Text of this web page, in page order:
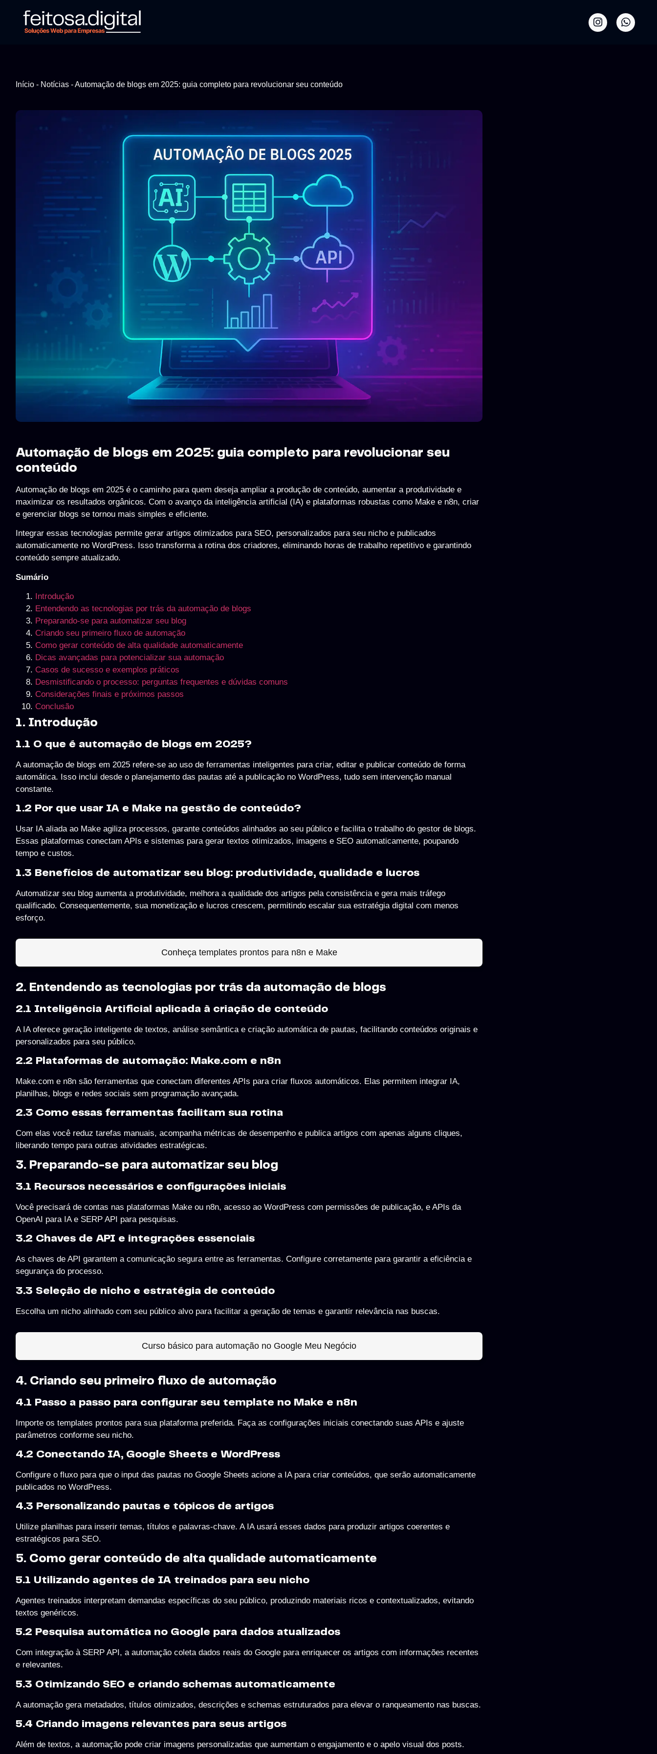
Início - Notícias -Automação de blogs em 2025: guia completo para revolucionar seu conteúdo
Automação de blogs em 2025: guia completo para revolucionar seu
conteúdo
Automação de blogs em 2025 é o caminho para quem deseja ampliar a produção de conteúdo, aumentar a produtividade e
maximizar os resultados orgânicos. Com o avanço da inteligência artificial (IA) e plataformas robustas como Make e n8n, criar
e gerenciar blogs se tornou mais simples e eficiente.
Integrar essas tecnologias permite gerar artigos otimizados para SEO, personalizados para seu nicho e publicados
automaticamente no WordPress. Isso transforma a rotina dos criadores, eliminando horas de trabalho repetitivo e garantindo
conteúdo sempre atualizado.
Sumário
Introdução
Entendendo as tecnologias por trás da automação de blogs
Preparando-se para automatizar seu blog
Criando seu primeiro fluxo de automação
Como gerar conteúdo de alta qualidade automaticamente
Dicas avançadas para potencializar sua automação
Casos de sucesso e exemplos práticos
Desmistificando o processo: perguntas frequentes e dúvidas comuns
Considerações finais e próximos passos
Conclusão
1. Introdução
1.1 O que é automação de blogs em 2025?
A automação de blogs em 2025 refere-se ao uso de ferramentas inteligentes para criar, editar e publicar conteúdo de forma
automática. Isso inclui desde o planejamento das pautas até a publicação no WordPress, tudo sem intervenção manual
constante.
1.2 Por que usar IA e Make na gestão de conteúdo?
Usar IA aliada ao Make agiliza processos, garante conteúdos alinhados ao seu público e facilita o trabalho do gestor de blogs.
Essas plataformas conectam APIs e sistemas para gerar textos otimizados, imagens e SEO automaticamente, poupando
tempo e custos.
1.3 Benefícios de automatizar seu blog: produtividade, qualidade e lucros
Automatizar seu blog aumenta a produtividade, melhora a qualidade dos artigos pela consistência e gera mais tráfego
qualificado. Consequentemente, sua monetização e lucros crescem, permitindo escalar sua estratégia digital com menos
esforço.
Conheça templates prontos para n8n e Make
2. Entendendo as tecnologias por trás da automação de blogs
2.1 Inteligência Artificial aplicada à criação de conteúdo
A IA oferece geração inteligente de textos, análise semântica e criação automática de pautas, facilitando conteúdos originais e
personalizados para seu público.
2.2 Plataformas de automação: Make.com e n8n
Make.com e n8n são ferramentas que conectam diferentes APIs para criar fluxos automáticos. Elas permitem integrar IA,
planilhas, blogs e redes sociais sem programação avançada.
2.3 Como essas ferramentas facilitam sua rotina
Com elas você reduz tarefas manuais, acompanha métricas de desempenho e publica artigos com apenas alguns cliques,
liberando tempo para outras atividades estratégicas.
3. Preparando-se para automatizar seu blog
3.1 Recursos necessários e configurações iniciais
Você precisará de contas nas plataformas Make ou n8n, acesso ao WordPress com permissões de publicação, e APIs da
OpenAI para IA e SERP API para pesquisas.
3.2 Chaves de API e integrações essenciais
As chaves de API garantem a comunicação segura entre as ferramentas. Configure corretamente para garantir a eficiência e
segurança do processo.
3.3 Seleção de nicho e estratégia de conteúdo
Escolha um nicho alinhado com seu público alvo para facilitar a geração de temas e garantir relevância nas buscas.
Curso básico para automação no Google Meu Negócio
4. Criando seu primeiro fluxo de automação
4.1 Passo a passo para configurar seu template no Make e n8n
Importe os templates prontos para sua plataforma preferida. Faça as configurações iniciais conectando suas APIs e ajuste
parâmetros conforme seu nicho.
4.2 Conectando IA, Google Sheets e WordPress
Configure o fluxo para que o input das pautas no Google Sheets acione a IA para criar conteúdos, que serão automaticamente
publicados no WordPress.
4.3 Personalizando pautas e tópicos de artigos
Utilize planilhas para inserir temas, títulos e palavras-chave. A IA usará esses dados para produzir artigos coerentes e
estratégicos para SEO.
5. Como gerar conteúdo de alta qualidade automaticamente
5.1 Utilizando agentes de IA treinados para seu nicho
Agentes treinados interpretam demandas específicas do seu público, produzindo materiais ricos e contextualizados, evitando
textos genéricos.
5.2 Pesquisa automática no Google para dados atualizados
Com integração à SERP API, a automação coleta dados reais do Google para enriquecer os artigos com informações recentes
e relevantes.
5.3 Otimizando SEO e criando schemas automaticamente
A automação gera metadados, títulos otimizados, descrições e schemas estruturados para elevar o ranqueamento nas buscas.
5.4 Criando imagens relevantes para seus artigos
Além de textos, a automação pode criar imagens personalizadas que aumentam o engajamento e o apelo visual dos posts.